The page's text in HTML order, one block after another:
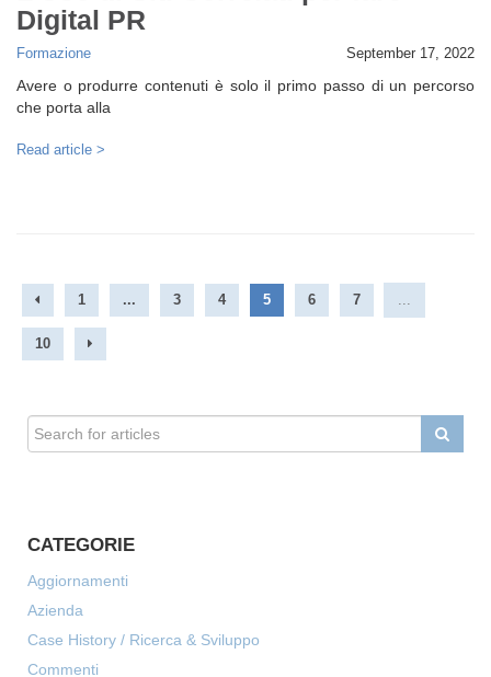
Digital PR
Formazione September 17, 2022
Avere o produrre contenuti è solo il primo passo di un percorso
che porta alla
Read article >
1 ... 3 4 5 6 7
10
CATEGORIE
Aggiornamenti
Azienda
Case History / Ricerca & Sviluppo
Commenti